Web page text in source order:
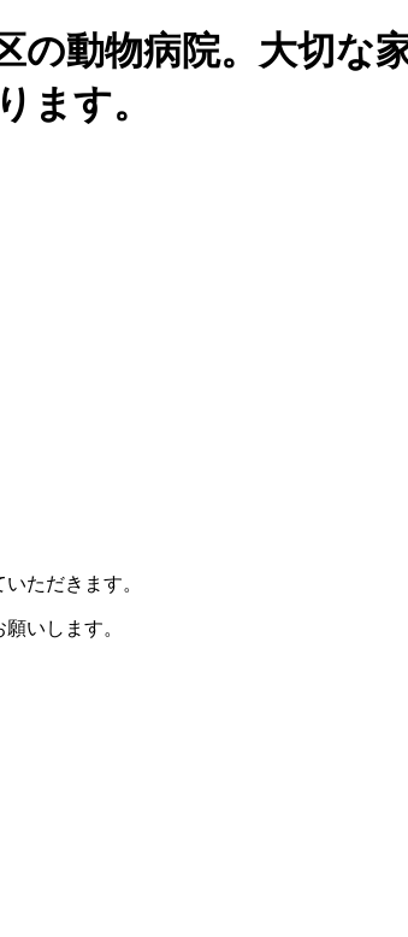
の動物病院。大切な
ます。
ただきます。
いします。